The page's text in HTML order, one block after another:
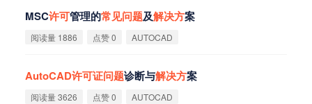
MSC许可管理的常见问题及解决方案
阅读量 1886 点赞 0 AUTOCAD
AutoCAD许可证问题诊断与解决方案
阅读量 3626 点赞 0 AUTOCAD